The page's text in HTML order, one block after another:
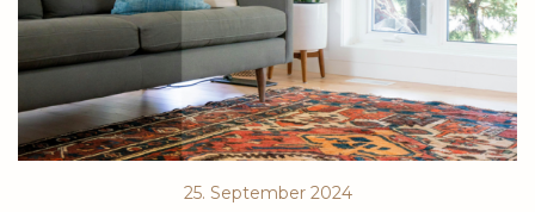
25. September 2024